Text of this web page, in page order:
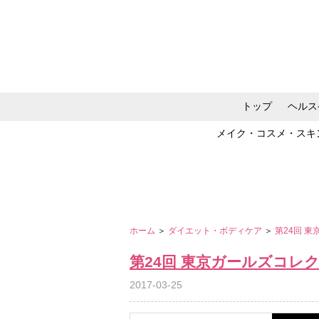
トップ ヘル
メイク・コスメ・ス
ホーム ＞ ダイエット・ボディケア ＞ 第24回 東
第24回 東京ガールズコレ
2017-03-25